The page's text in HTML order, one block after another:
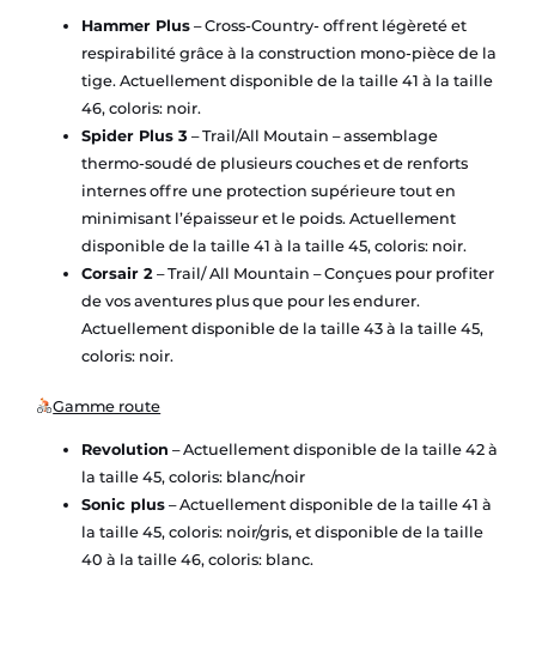
Hammer Plus– Cross-Country- offrent légèreté et
respirabilité grâce à la construction mono-pièce de la
tige. Actuellement disponible de la taille 41 à la taille
46, coloris: noir.
Spider Plus 3 – Trail/All Moutain – assemblage
thermo-soudé de plusieurs couches et de renforts
internes offre une protection supérieure tout en
minimisant l’épaisseur et le poids. Actuellement
disponible de la taille 41 à la taille 45, coloris: noir.
Corsair 2– Trail/ All Mountain – Conçues pour profiter
de vos aventures plus que pour les endurer.
Actuellement disponible de la taille 43 à la taille 45,
coloris: noir.
Gamme route
Revolution – Actuellement disponible de la taille 42 à
la taille 45, coloris: blanc/noir
Sonic plus– Actuellement disponible de la taille 41 à
la taille 45, coloris: noir/gris, et disponible de la taille
40 à la taille 46, coloris: blanc.